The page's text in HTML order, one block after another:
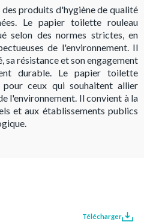
produits d'hygiène de qualité
Le papier toilette rouleau
selon des normes strictes, en
de l'environnement. Il
sa résistance et son engagement
durable. Le papier toilette
ceux qui souhaitent allier
l'environnement. Il convient à la
et aux établissements publics
Télécharger